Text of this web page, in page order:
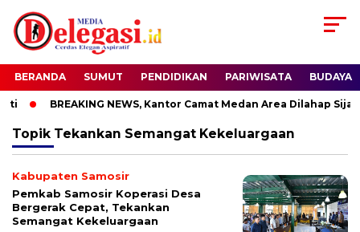
BERANDA SUMUT PENDIDIKAN PARIWISATA BUDAYA
BREAKING NEWS, Kantor Camat Medan Area Dilahap
Topik Tekankan Semangat Kekeluargaan
Kabupaten Samosir
Pemkab Samosir Koperasi Desa
Bergerak Cepat, Tekankan
Semangat Kekeluargaan